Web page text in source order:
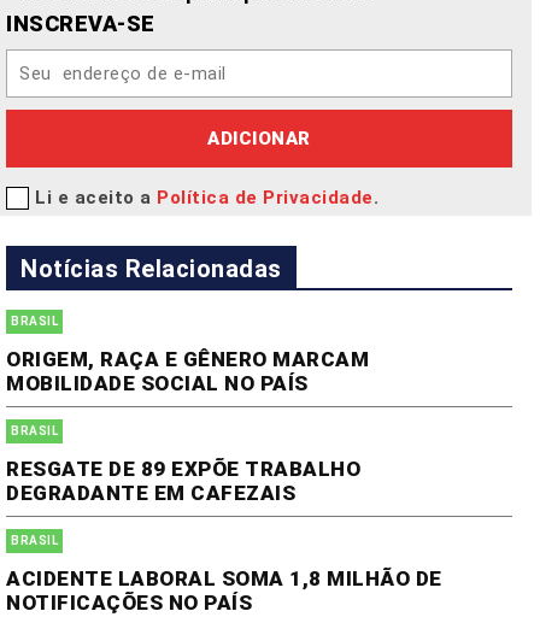
INSCREVA-SE
ADICIONAR
Li e aceito a Política de Privacidade.
Notícias Relacionadas
BRASIL
ORIGEM, RAÇA E GÊNERO MARCAM
MOBILIDADE SOCIAL NO PAÍS
BRASIL
RESGATE DE 89 EXPÕE TRABALHO
DEGRADANTE EM CAFEZAIS
BRASIL
ACIDENTE LABORAL SOMA 1,8 MILHÃO DE
NOTIFICAÇÕES NO PAÍS